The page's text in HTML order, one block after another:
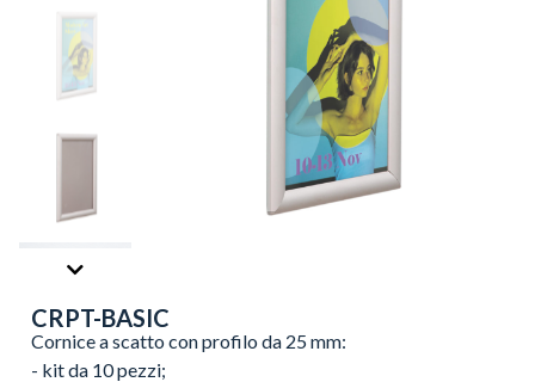
CRPT-BASIC
Cornice a scatto con profilo da 25 mm:
- kit da 10 pezzi;